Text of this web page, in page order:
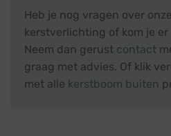
Heb je nog vragen over
kerstverlichting of kom je
Neem dan gerust contact
graag met advies. Of klik
met alle kerstboom buiten